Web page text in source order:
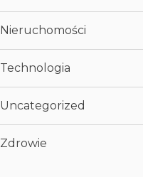
Nieruchomości
Technologia
Uncategorized
Zdrowie